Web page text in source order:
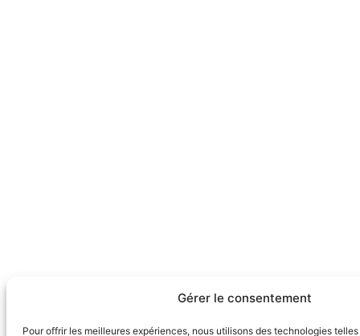
Gérer le consentement
Pour offrir les meilleures expériences, nous utilisons des technologies